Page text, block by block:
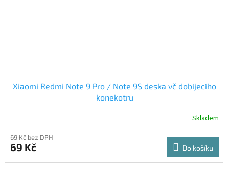
Xiaomi Redmi Note 9 Pro / Note 9S deska vč dobíjecího
konekotru
Skladem
69 Kč bez DPH
69 Kč Do košíku